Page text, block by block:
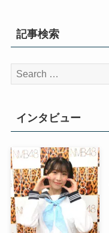
記事検索
検
索:
インタビュー